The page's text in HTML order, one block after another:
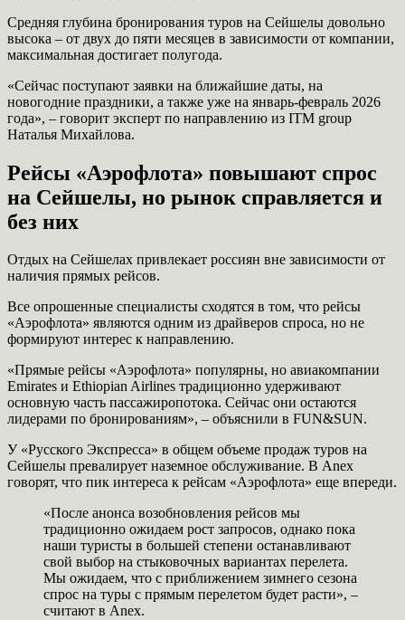
Средняя глубина бронирования туров на Сейшелы довольно
высока – от двух до пяти месяцев в зависимости от компании,
максимальная достигает полугода.
«Сейчас поступают заявки на ближайшие даты, на
новогодние праздники, а также уже на январь-февраль 2026
года», – говорит эксперт по направлению из ITM group
Наталья Михайлова.
Рейсы «Аэрофлота» повышают спрос
на Сейшелы, но рынок справляется и
без них
Отдых на Сейшелах привлекает россиян вне зависимости от
наличия прямых рейсов.
Все опрошенные специалисты сходятся в том, что рейсы
«Аэрофлота» являются одним из драйверов спроса, но не
формируют интерес к направлению.
«Прямые рейсы «Аэрофлота» популярны, но авиакомпании
Emirates и Ethiopian Airlines традиционно удерживают
основную часть пассажиропотока. Сейчас они остаются
лидерами по бронированиям», – объяснили в FUN&SUN.
У «Русского Экспресса» в общем объеме продаж туров на
Сейшелы превалирует наземное обслуживание. В Anex
говорят, что пик интереса к рейсам «Аэрофлота» еще впереди.
«После анонса возобновления рейсов мы
традиционно ожидаем рост запросов, однако пока
наши туристы в большей степени останавливают
свой выбор на стыковочных вариантах перелета.
Мы ожидаем, что с приближением зимнего сезона
спрос на туры с прямым перелетом будет расти», –
считают в Anex.